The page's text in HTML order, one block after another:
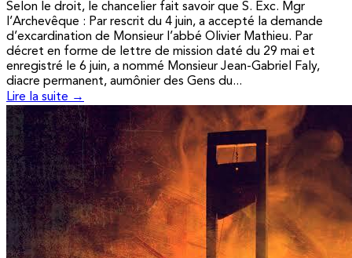
Selon le droit, le chancelier fait savoir que S. Exc. Mgr
l’Archevêque : Par rescrit du 4 juin, a accepté la demande
d’excardination de Monsieur l’abbé Olivier Mathieu. Par
décret en forme de lettre de mission daté du 29 mai et
enregistré le 6 juin, a nommé Monsieur Jean-Gabriel Faly,
diacre permanent, aumônier des Gens du...
Lire la suite →